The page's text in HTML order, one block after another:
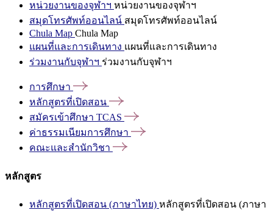
หน่วยงานของจุฬาฯ หน่วยงานของจุฬาฯ
สมุดโทรศัพท์ออนไลน์ สมุดโทรศัพท์ออนไลน์
Chula Map Chula Map
แผนที่และการเดินทาง แผนที่และการเดินทาง
ร่วมงานกับจุฬาฯ ร่วมงานกับจุฬาฯ
การศึกษา
หลักสูตรที่เปิดสอน
สมัครเข้าศึกษา TCAS
ค่าธรรมเนียมการศึกษา
คณะและสำนักวิชา
หลักสูตร
หลักสูตรที่เปิดสอน (ภาษาไทย) หลักสูตรที่เปิดสอน (ภาษา